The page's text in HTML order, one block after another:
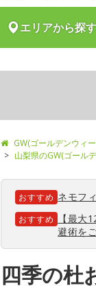
エリアから探す
GW(ゴールデンウィ
山梨県のGW(ゴール
おすすめ ネモフ
おすすめ
【最大
避術を
四季の杜